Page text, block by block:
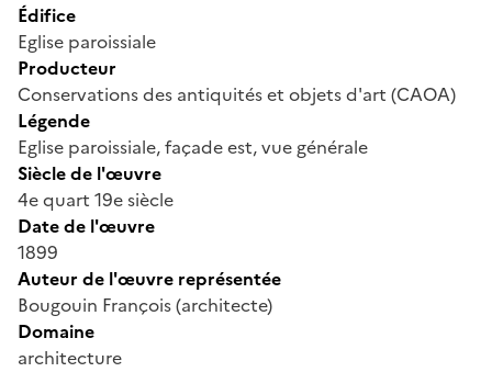
Édifice
Eglise paroissiale
Producteur
Conservations des antiquités et objets d'art (CAOA)
Légende
Eglise paroissiale, façade est, vue générale
Siècle de l'œuvre
4e quart 19e siècle
Date de l'œuvre
1899
Auteur de l'œuvre représentée
Bougouin François (architecte)
Domaine
architecture